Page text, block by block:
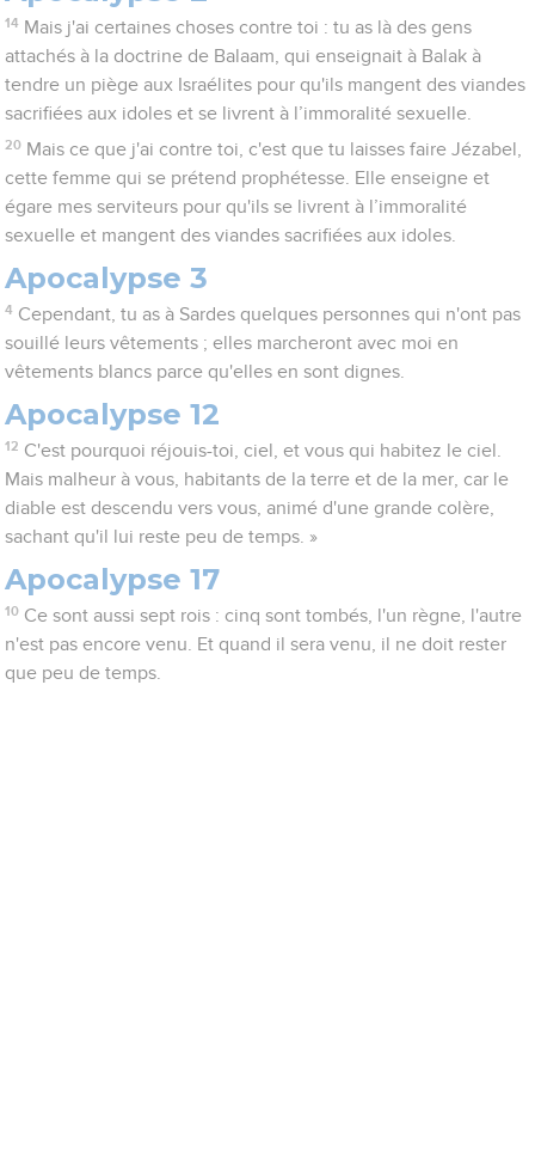
14 Mais j'ai certaines choses contre toi : tu as là des gens
attachés à la doctrine de Balaam, qui enseignait à Balak à
tendre un piège aux Israélites pour qu'ils mangent des viandes
sacrifiées aux idoles et se livrent à l’immoralité sexuelle.
20 Mais ce que j'ai contre toi, c'est que tu laisses faire Jézabel,
cette femme qui se prétend prophétesse. Elle enseigne et
égare mes serviteurs pour qu'ils se livrent à l’immoralité
sexuelle et mangent des viandes sacrifiées aux idoles.
Apocalypse 3
4 Cependant, tu as à Sardes quelques personnes qui n'ont pas
souillé leurs vêtements ; elles marcheront avec moi en
vêtements blancs parce qu'elles en sont dignes.
Apocalypse 12
12 C'est pourquoi réjouis-toi, ciel, et vous qui habitez le ciel.
Mais malheur à vous, habitants de la terre et de la mer, car le
diable est descendu vers vous, animé d'une grande colère,
sachant qu'il lui reste peu de temps. »
Apocalypse 17
10 Ce sont aussi sept rois : cinq sont tombés, l'un règne, l'autre
n'est pas encore venu. Et quand il sera venu, il ne doit rester
que peu de temps.